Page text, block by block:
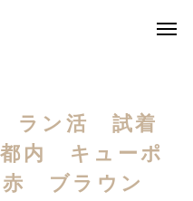
ラン活 試着
内 キューポ
ブラウン